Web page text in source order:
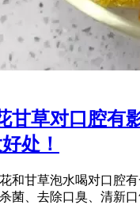
甘草对口腔有
处！
和甘草泡水喝对口腔
菌、去除口臭、清新